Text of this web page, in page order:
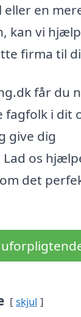
eller en
kan vi
firma til
får du
i dit
give dig
os
det
skjul